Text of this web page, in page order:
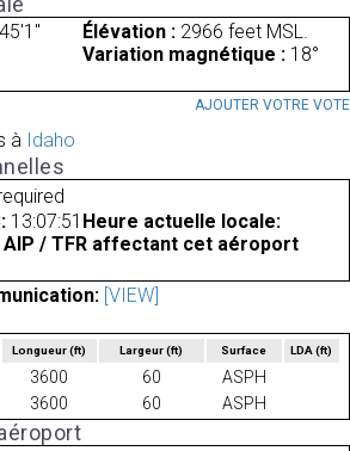
Élévation : 2966 feet MSL.
Variation magnétique : 18°
AJOUTER VOTRE VOTE
à Idaho
13:07:51 Heure actuelle locale:
AIP / TFR affectant cet aéroport
[VIEW]
Longueur(ft) Largeur(ft) Surface LDA(ft)
3600 60
ASPH
3600 60 ASPH